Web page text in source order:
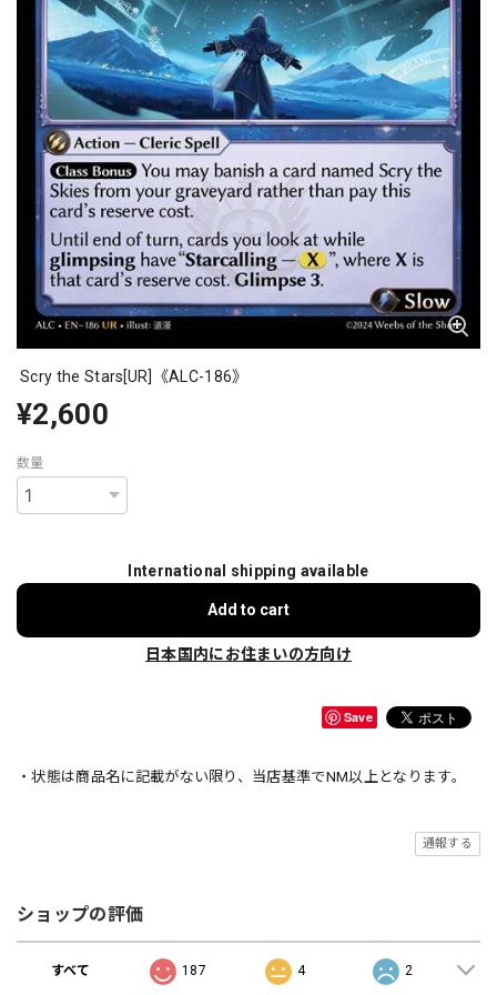
Scry the Stars[UR]《ALC-186》
¥2,600
数量
International shipping available
Add to cart
日本国内にお住まいの方向け
Save
・状態は商品名に記載がない限り、当店基準でNM以上となります。
通報する
ショップの評価
すべて 187 4 2